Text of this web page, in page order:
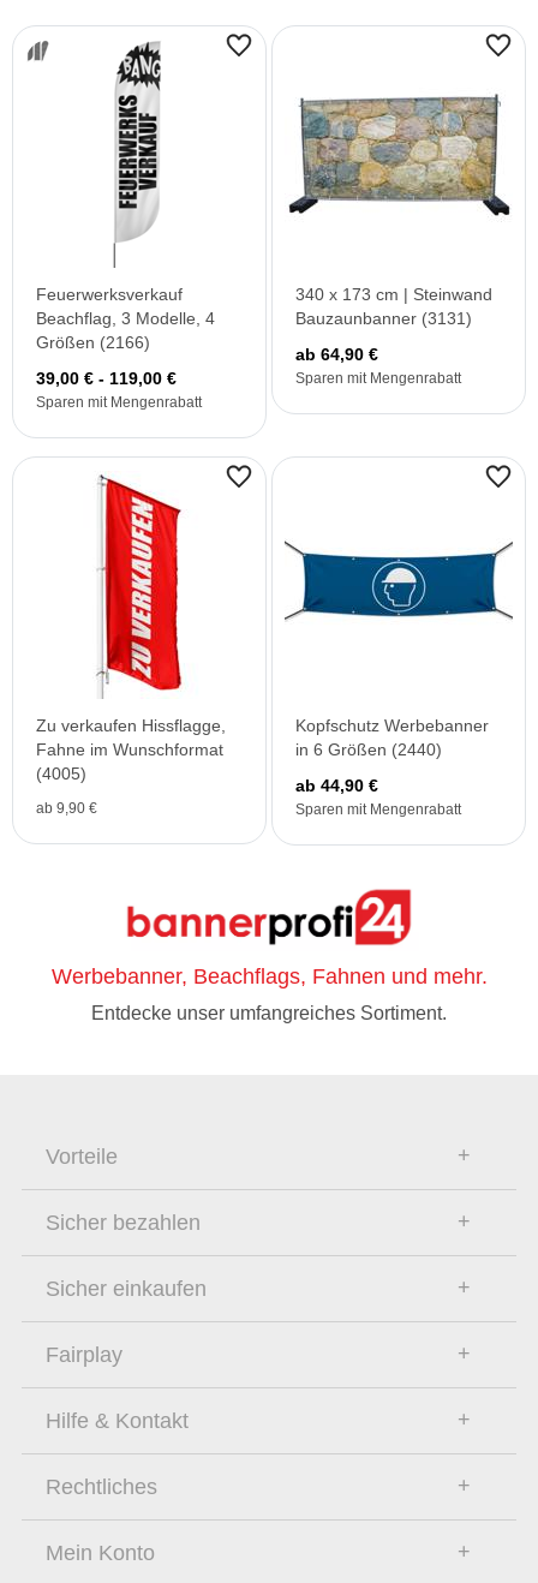
Feuerwerksverkauf
Beachflag, 3 Modelle, 4
Größen (2166)
39,00 € - 119,00 €
Sparen mit Mengenrabatt
340 x 173 cm | Steinwand
Bauzaunbanner (3131)
ab 64,90 €
Sparen mit Mengenrabatt
Zu verkaufen Hissflagge,
Fahne im Wunschformat
(4005)
ab 9,90 €
Kopfschutz Werbebanner
in 6 Größen (2440)
ab 44,90 €
Sparen mit Mengenrabatt
Werbebanner, Beachflags, Fahnen und mehr.
Entdecke unser umfangreiches Sortiment.
Vorteile
Sicher bezahlen
Sicher einkaufen
Fairplay
Hilfe & Kontakt
Rechtliches
Mein Konto